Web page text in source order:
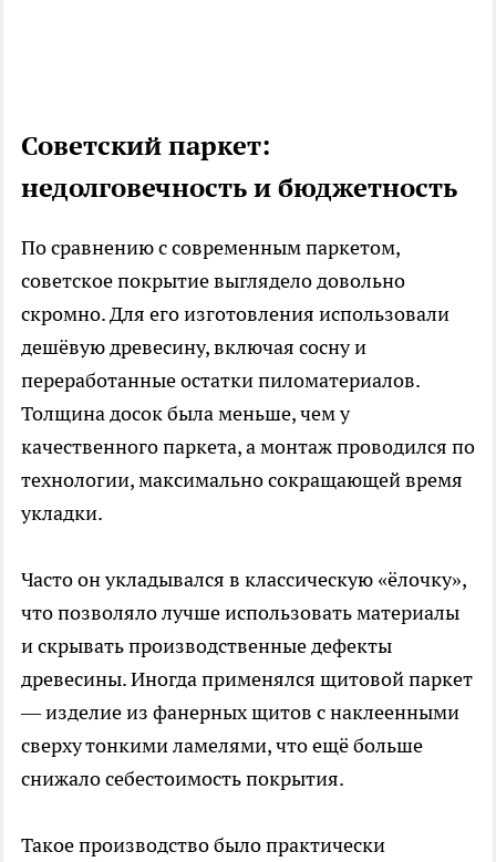
Советский паркет:
недолговечность и бюджетность
По сравнению с современным паркетом,
советское покрытие выглядело довольно
скромно. Для его изготовления использовали
дешёвую древесину, включая сосну и
переработанные остатки пиломатериалов.
Толщина досок была меньше, чем у
качественного паркета, а монтаж проводился по
технологии, максимально сокращающей время
укладки.
Часто он укладывался в классическую «ёлочку»,
что позволяло лучше использовать материалы
и скрывать производственные дефекты
древесины. Иногда применялся щитовой паркет
— изделие из фанерных щитов с наклеенными
сверху тонкими ламелями, что ещё больше
снижало себестоимость покрытия.
Такое производство было практически